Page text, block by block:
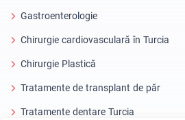
Gastroenterologie
Chirurgie cardiovasculară în Turcia
Chirurgie Plastică
Tratamente de transplant de păr
Tratamente dentare Turcia